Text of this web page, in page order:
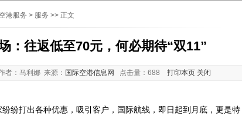
空港服务 > 服务 >> 正文
：往返低至70元，何必期待“双11”
者：马利娜 来源： 国际空港信息网 点击量： 688 打印本页 关闭
打出各种优惠，吸引客户，国际航线，即日起到月底，更是特